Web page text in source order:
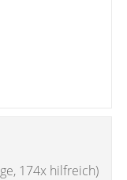
174x hilfreich)